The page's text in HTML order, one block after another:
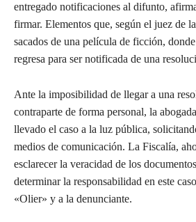
entregado notificaciones al difunto,
firmar. Elementos que, según el juez de
sacados de una película de ficción,
regresa para ser notificada de una
Ante la imposibilidad de llegar a una
contraparte de forma personal, la
llevado el caso a la luz pública,
medios de comunicación. La Fiscalía,
esclarecer la veracidad de los
determinar la responsabilidad en este
«Olier» y a la denunciante.